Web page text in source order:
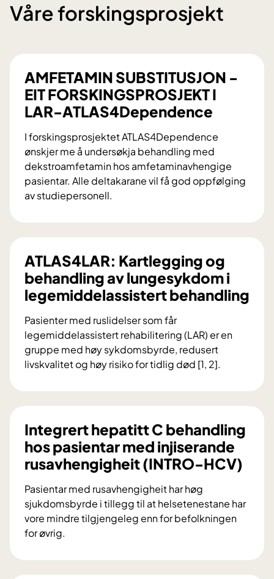
Våre forskingsprosjekt
AMFETAMIN SUBSTITUSJON -
EIT FORSKINGSPROSJEKT I
LAR-ATLAS4Dependence
I forskingsprosjektet ATLAS4Dependence
ønskjer me å undersøkja behandling med
dekstroamfetamin hos amfetaminavhengige
pasientar. Alle deltakarane vil få god oppfølging
av studiepersonell.
M
F
E
T
A
M
N
S
U
B
U
S
J
O
N
-
E
T
F
ATLAS4LAR: Kartlegging og
behandling av lungesykdom i
legemiddelassistert behandling
Pasienter med ruslidelser som får
legemiddelassistert rehabilitering (LAR) er en
gruppe med høy sykdomsbyrde, redusert
livskvalitet og høy risiko for tidlig død [1, 2].
T
L
A
S
4
L
R
:
K
a
Integrert hepatitt C behandling
hos pasientar med injiserande
rusavhengigheit (INTRO-HCV)
Pasientar med rusavhengigheit har høg
sjukdomsbyrde i tillegg til at helsetenestane har
vore mindre tilgjengeleg enn for befolkningen
for øvrig.
n
t